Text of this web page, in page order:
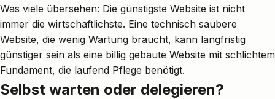
Was viele übersehen: Die günstigste Website ist nicht
immer die wirtschaftlichste. Eine technisch saubere
Website, die wenig Wartung braucht, kann langfristig
günstiger sein als eine billig gebaute Website mit schlichtem
Fundament, die laufend Pflege benötigt.
Selbst warten oder delegieren?